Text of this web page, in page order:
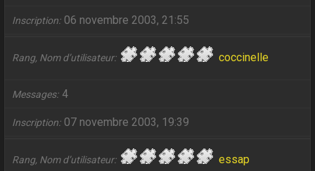
Inscription 06 novembre 2003, 21:55
Rang, Nom d’utilisateur coccinelle
Messages 4
Inscription 07 novembre 2003, 19:39
Rang, Nom d’utilisateur essap